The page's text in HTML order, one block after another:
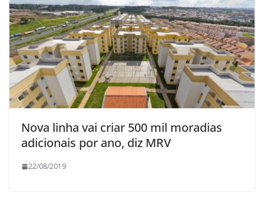
Nova linha vai criar 500 mil moradias
adicionais por ano, diz MRV
22/08/2019